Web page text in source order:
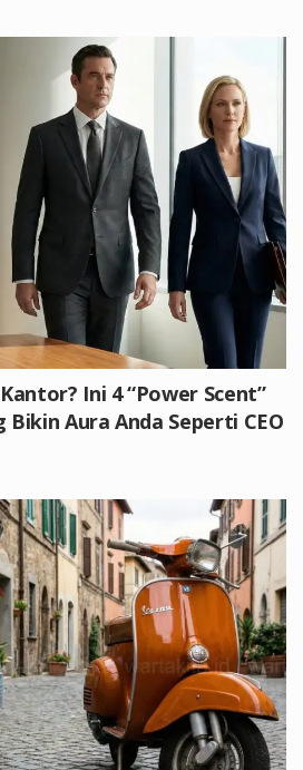
Ini 4 “Power Scent”
Aura Anda Seperti CEO